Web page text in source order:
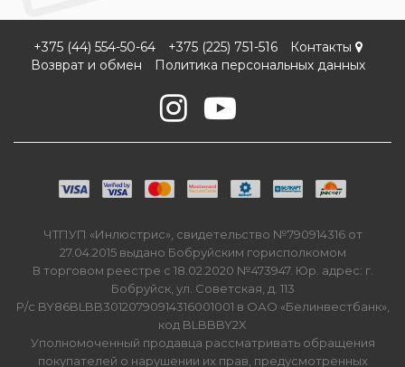
+375 (44) 554-50-64 +375 (225) 751-516
Контакты
Возврат и обмен
Политика персональных данных
ЧТПУП «Инлюстрис», свидетельство №790914316 от
27.04.2015 выдано Бобруйским горисполкомом
В торговом реестре с 18.02.2020 №473947. Юр. адрес: г.
Бобруйск, ул. Советская, д. 113
Р/с BY86BLBB30120790914316001001 в ОАО «Белинвестбанк»,
код BLBBBY2X
Уполномоченный продавца рассматривать обращения
покупателей о нарушении их прав, предусмотренных